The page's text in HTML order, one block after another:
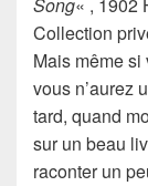
Song« , 1902
Collection
Mais même
vous n’aurez
tard, quand
sur un beau
raconter un